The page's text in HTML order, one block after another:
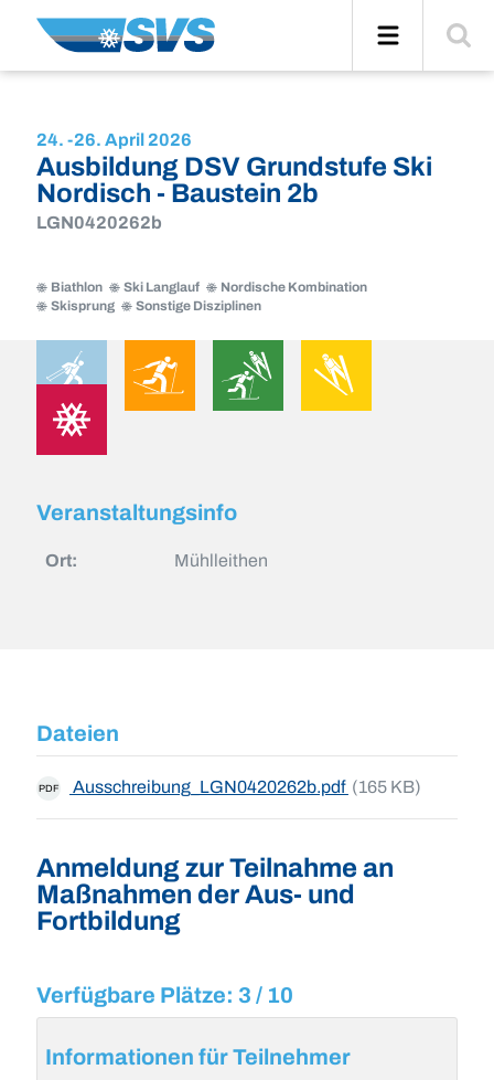
Inhalt
24. -26. April 2026
Ausbildung DSV Grundstufe Ski
Nordisch - Baustein 2b
LGN0420262b
Biathlon Ski Langlauf
Nordische Kombination
Skisprung
Sonstige Disziplinen
Biathlon
Biathlon
Langlauf
Nordische
Nordische
Kombination
Skisprung
Disziplinen
Veranstaltungsinfo
Ort: Mühlleithen
Dateien
PDF Ausschreibung_LGN0420262b.pdf (165 KB)
Anmeldung zur Teilnahme an
Maßnahmen der Aus- und
Fortbildung
Verfügbare Plätze: 3 / 10
Informationen für Teilnehmer